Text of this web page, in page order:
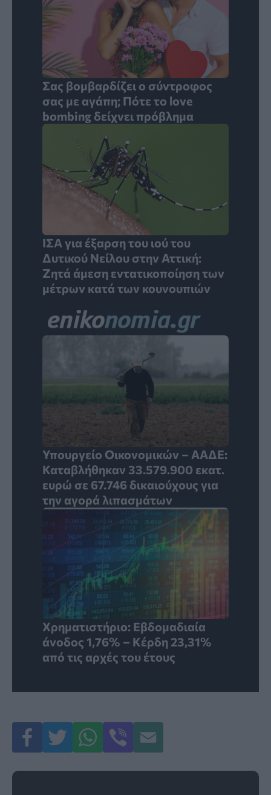
Σας βομβαρδίζει ο σύντροφος
σας με αγάπη; Πότε το love
bombing δείχνει πρόβλημα
ΙΣΑ για έξαρση του ιού του
Δυτικού Νείλου στην Αττική:
Ζητά άμεση εντατικοποίηση των
μέτρων κατά των κουνουπιών
Υπουργείο Οικονομικών – ΑΑΔΕ:
Καταβλήθηκαν 33.579.900 εκατ.
ευρώ σε 67.746 δικαιούχους για
την αγορά λιπασμάτων
Χρηματιστήριο: Εβδομαδιαία
άνοδος 1,76% – Κέρδη 23,31%
από τις αρχές του έτους